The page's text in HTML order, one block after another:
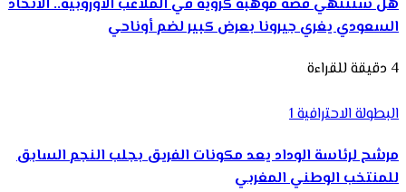
هل ستنتهي قصة موهبة كروية في الملاعب الأوروبية.. الاتحاد
السعودي يغري جيرونا بعرض كبير لضم أوناحي
4 دقيقة للقراءة
البطولة الاحترافية 1
مرشح لرئاسة الوداد يعد مكونات الفريق بجلب النجم السابق
للمنتخب الوطني المغربي